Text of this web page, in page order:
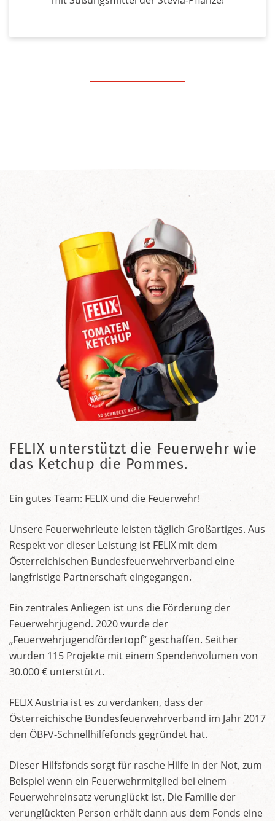
FELIX unterstützt die Feuerwehr wie
das Ketchup die Pommes.
Ein gutes Team: FELIX und die Feuerwehr!
Unsere Feuerwehrleute leisten täglich Großartiges. Aus
Respekt vor dieser Leistung ist FELIX mit dem
Österreichischen Bundesfeuerwehrverband eine
langfristige Partnerschaft eingegangen.
Ein zentrales Anliegen ist uns die Förderung der
Feuerwehrjugend. 2020 wurde der
„Feuerwehrjugendfördertopf“ geschaffen. Seither
wurden 115 Projekte mit einem Spendenvolumen von
30.000 € unterstützt.
FELIX Austria ist es zu verdanken, dass der
Österreichische Bundesfeuerwehrverband im Jahr 2017
den ÖBFV-Schnellhilfefonds gegründet hat.
Dieser Hilfsfonds sorgt für rasche Hilfe in der Not, zum
Beispiel wenn ein Feuerwehrmitglied bei einem
Feuerwehreinsatz verunglückt ist. Die Familie der
verunglückten Person erhält dann aus dem Fonds eine